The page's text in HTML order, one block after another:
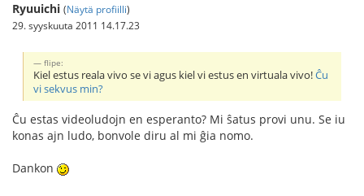
Ryuuichi (Näytä profiilli)
29. syyskuuta 2011 14.17.23
flipe:
Kiel estus reala vivo se vi agus kiel vi estus en virtuala vivo!Ĉu
vi sekvus min?
Ĉu estas videoludojn en esperanto? Mi ŝatus provi unu. Se iu
konas ajn ludo, bonvole diru al mi ĝia nomo.
Dankon